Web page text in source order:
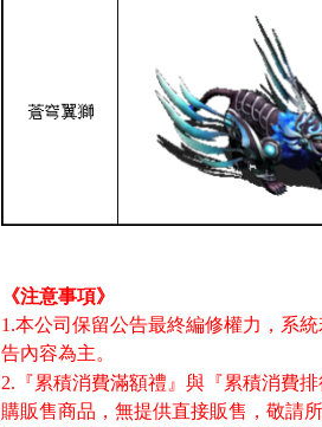
《注意事項》
1.本公司保留公告最終編修權力，系
告內容為主。
2.『累積消費滿額禮』與『累積消費
購販售商品，無提供直接販售，敬請